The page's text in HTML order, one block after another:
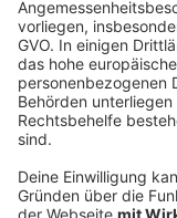
Mammuts
Gelsenkirchen
geborgen worden.
(dpa)
Anzeige